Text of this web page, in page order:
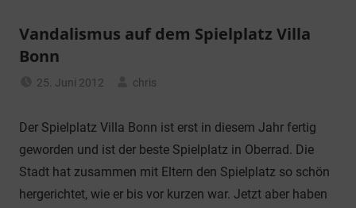
Vandalismus auf dem Spielplatz Villa
Bonn
25. Juni 2012
chris
Der Spielplatz Villa Bonn ist erst in diesem Jahr fertig
geworden und ist der beste Spielplatz in Oberrad. Die
Stadt hat zusammen mit Eltern den Spielplatz so schön
hergerichtet, wie er bis vor kurzen war. Jetzt aber haben